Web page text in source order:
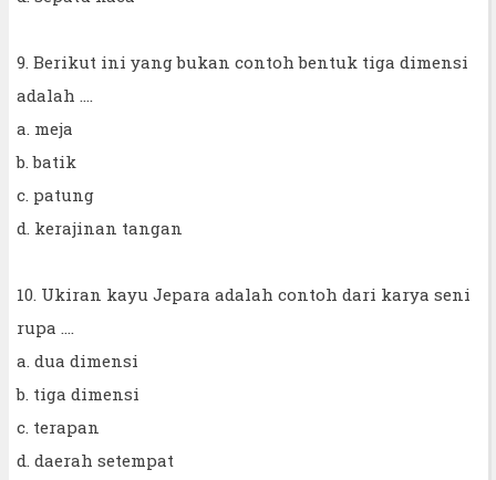
9. Berikut ini yang bukan contoh bentuk tiga dimensi
adalah ....
a. meja
b. batik
c. patung
d. kerajinan tangan
10. Ukiran kayu Jepara adalah contoh dari karya seni
rupa ....
a. dua dimensi
b. tiga dimensi
c. terapan
d. daerah setempat